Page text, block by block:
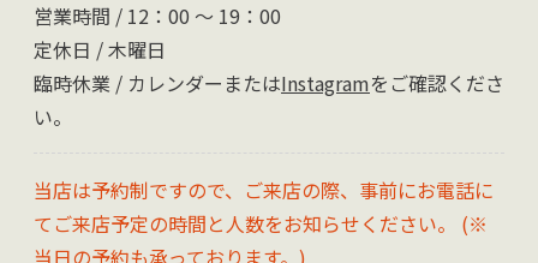
営業時間 / 12：00 〜 19：00
定休日 / 木曜日
臨時休業 / カレンダーまたはInstagramをご確認くださ
い。
当店は予約制ですので、ご来店の際、事前にお電話に
てご来店予定の時間と人数をお知らせください。 (※
当日の予約も承っております。)